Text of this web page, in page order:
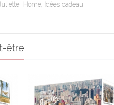
Juliette Home Idées cadeau
être